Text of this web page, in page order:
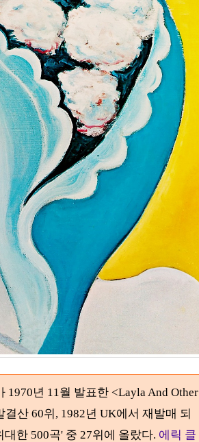
1970년 11월 발표한 <Layla And Other
결산 60위, 1982년 UK에서 재발매 되
대한 500곡' 중 27위에 올랐다. 에릭 클